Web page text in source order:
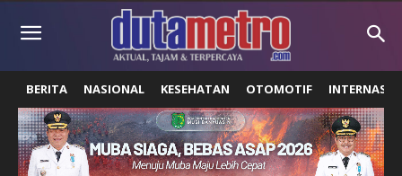
BERITA NASIONAL KESEHATAN OTOMOTIF